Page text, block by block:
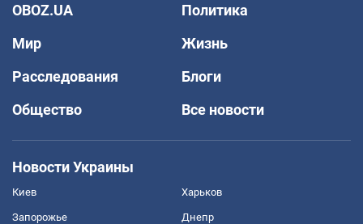
OBOZ.UA
Политика
Мир
Жизнь
Расследования
Блоги
Общество
Все новости
Новости Украины
Киев Харьков
Запорожье Днепр